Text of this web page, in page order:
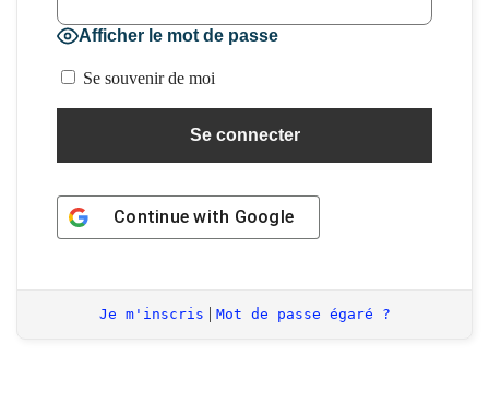
Afficher le mot de passe
Se souvenir de moi
Continue with Google
Je m'inscris | Mot de passe égaré ?